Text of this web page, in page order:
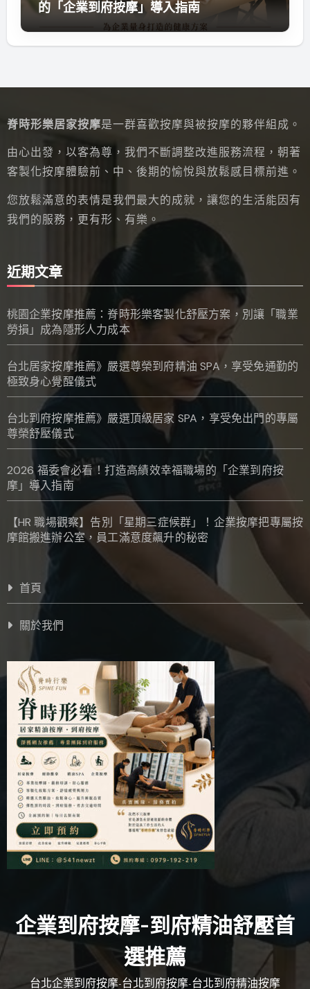
的「企業到府按摩」導入指南
脊時形樂居家按摩是一群喜歡按摩與被按摩的夥伴組成。
由心出發，以客為尊，我們不斷調整改進服務流程，朝著
客製化按摩體驗前、中、後期的愉悅與放鬆感目標前進。
您放鬆滿意的表情是我們最大的成就，讓您的生活能因有
我們的服務，更有形、有樂。
近期文章
桃園企業按摩推薦：脊時形樂客製化舒壓方案，別讓「職業
勞損」成為隱形人力成本
台北居家按摩推薦》嚴選尊榮到府精油 SPA，享受免通勤的
極致身心覺醒儀式
台北到府按摩推薦》嚴選頂級居家 SPA，享受免出門的專屬
尊榮舒壓儀式
2026 福委會必看！打造高績效幸福職場的「企業到府按
摩」導入指南
【HR 職場觀察】告別「星期三症候群」！企業按摩把專屬按
摩館搬進辦公室，員工滿意度飆升的秘密
首頁
關於我們
企業到府按摩-到府精油舒壓首
選推薦
台北企業到府按摩-台北到府按摩-台北到府精油按摩